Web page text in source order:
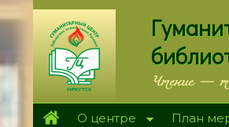
Перейти
к
основному
содержанию
Чтение —
О центре План